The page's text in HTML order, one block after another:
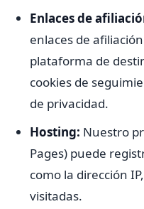
Enlaces de
enlaces de
plataforma de
cookies de
de privacidad.
Hosting: Nuestro
Pages) puede
como la dirección
visitadas.